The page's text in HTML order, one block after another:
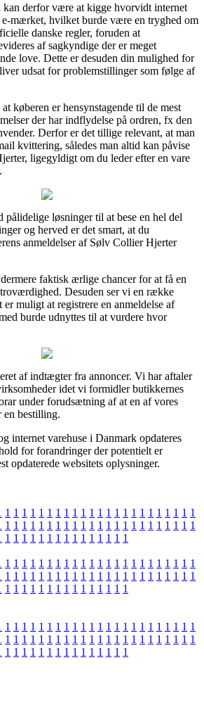
kan derfor være at kigge hvorvidt internet
e-mærket, hvilket burde være en tryghed om
danske regler, foruden at
af sagkyndige der er meget
love. Dette er desuden din mulighed for
udsat for problemstillinger som følge af
køberen er hensynstagende til de mest
der har indflydelse på ordren, fx den
Derfor er det tillige relevant, at man
kvittering, således man altid kan påvise
ligegyldigt om du leder efter en vare
pålidelige løsninger til at bese en hel del
og herved er det smart, at du
anmeldelser af Sølv Collier Hjerter
faktisk ærlige chancer for at få en
Desuden ser vi en række
muligt at registrere en anmeldelse af
burde udnyttes til at vurdere hvor
af indtægter fra annoncer. Vi har aftaler
idet vi formidler butikkernes
under forudsætning af at en af vores
en bestilling.
internet varehuse i Danmark opdateres
for forandringer der potentielt er
opdaterede websitets oplysninger.
1 1 1 1 1 1 1 1 1 1 1 1 1 1 1 1 1 1 1 1 1 1 1
1 1 1 1 1 1 1 1 1 1 1 1 1 1 1 1 1 1 1 1 1 1 1
1 1 1 1 1 1 1 1 1 1 1 1 1 1 1
1 1 1 1 1 1 1 1 1 1 1 1 1 1 1 1 1 1 1 1 1 1 1
1 1 1 1 1 1 1 1 1 1 1 1 1 1 1 1 1 1 1 1 1 1 1
1 1 1 1 1 1 1 1 1 1 1 1 1 1 1
1 1 1 1 1 1 1 1 1 1 1 1 1 1 1 1 1 1 1 1 1 1 1
1 1 1 1 1 1 1 1 1 1 1 1 1 1 1 1 1 1 1 1 1 1 1
1 1 1 1 1 1 1 1 1 1 1 1 1 1 1